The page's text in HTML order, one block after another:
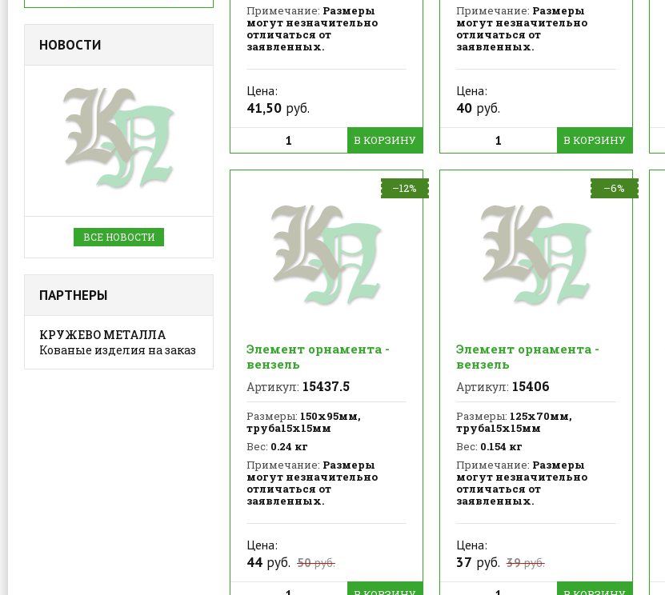
НОВОСТИ
ВСЕ НОВОСТИ
ПАРТНЕРЫ
КРУЖЕВО МЕТАЛЛА
Кованые изделия на заказ
Примечание: Размеры
могут незначительно
отличаться от
заявленных.
Цена:
41,50 руб.
В КОРЗИНУ
Примечание: Размеры
могут незначительно
отличаться от
заявленных.
Цена:
40руб.
В КОРЗИНУ
–12%
Элемент орнамента -
вензель
Артикул: 15437.5
Размеры: 150х95мм,
труба15х15мм
Вес: 0.24 кг
Примечание: Размеры
могут незначительно
отличаться от
заявленных.
Цена:
44 руб. 50руб.
–6%
Элемент орнамента -
вензель
Артикул: 15406
Размеры: 125х70мм,
труба15х15мм
Вес: 0.154 кг
Примечание: Размеры
могут незначительно
отличаться от
заявленных.
Цена:
37 руб. 39руб.